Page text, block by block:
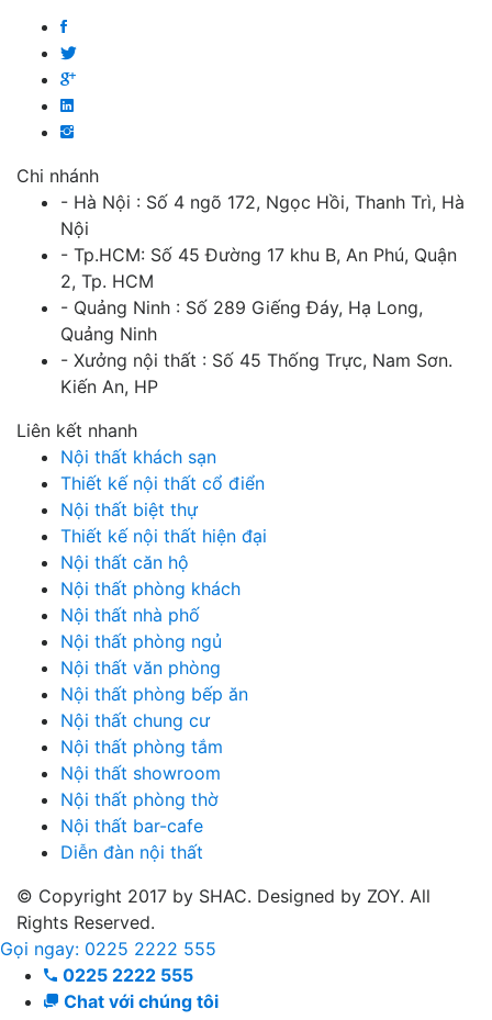
Chi nhánh
- Hà Nội : Số 4 ngõ 172, Ngọc Hồi, Thanh Trì, Hà
Nội
- Tp.HCM: Số 45 Đường 17 khu B, An Phú, Quận
2, Tp. HCM
- Quảng Ninh : Số 289 Giếng Đáy, Hạ Long,
Quảng Ninh
- Xưởng nội thất : Số 45 Thống Trực, Nam Sơn.
Kiến An, HP
Liên kết nhanh
Nội thất khách sạn
Thiết kế nội thất cổ điển
Nội thất biệt thự
Thiết kế nội thất hiện đại
Nội thất căn hộ
Nội thất phòng khách
Nội thất nhà phố
Nội thất phòng ngủ
Nội thất văn phòng
Nội thất phòng bếp ăn
Nội thất chung cư
Nội thất phòng tắm
Nội thất showroom
Nội thất phòng thờ
Nội thất bar-cafe
Diễn đàn nội thất
© Copyright 2017 by SHAC. Designed by ZOY. All
Rights Reserved.
Gọi ngay: 0225 2222 555
0225 2222 555
Chat với chúng tôi